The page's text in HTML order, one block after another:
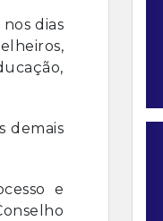
dias
demais
e